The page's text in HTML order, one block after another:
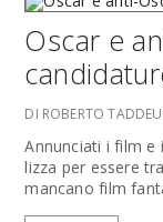
Oscar e
DI ROBERTO
Annunciati i film e
lizza per essere
mancano film